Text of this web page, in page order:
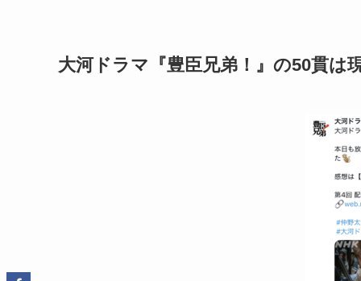
大河ドラマ『豊臣兄弟！』の50貫は